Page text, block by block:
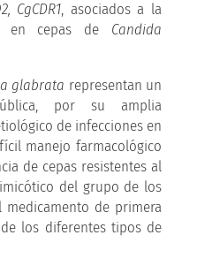
CgCDR1, asociados a la
en cepas de Candida
glabrata representan un
por su amplia
de infecciones en
manejo farmacológico
de cepas resistentes al
del grupo de los
de primera
los diferentes tipos de